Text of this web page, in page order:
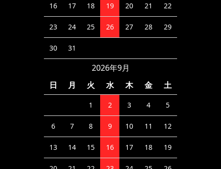
16 17 18 19 20 21 22
23 24 25 26 27 28 29
30 31
2026年9月
日
月 火 水 木 金 土
1 2 3 4 5
6 7 8 9 10 11 12
13 14 15 16 17 18 19